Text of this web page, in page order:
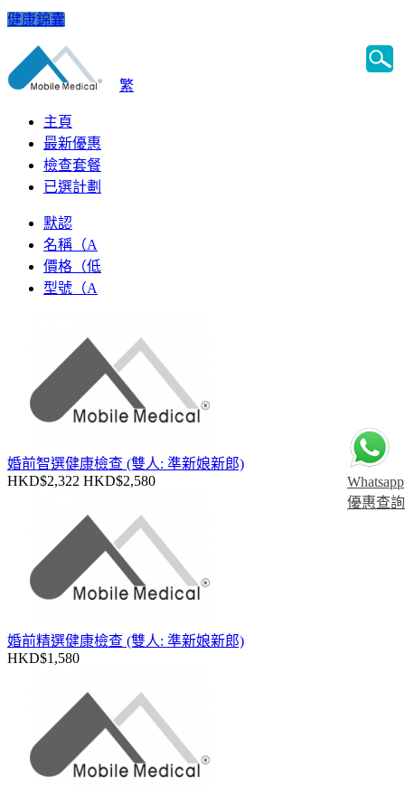
健康錦囊
Whatsapp
優惠查詢
繁
主頁
最新優惠
檢查套餐
已選計劃
默認
名稱（A
價格（低
型號（A
婚前智選健康檢查 (雙人: 準新娘新郎)
HKD$2,322 HKD$2,580
婚前精選健康檢查 (雙人: 準新娘新郎)
HKD$1,580